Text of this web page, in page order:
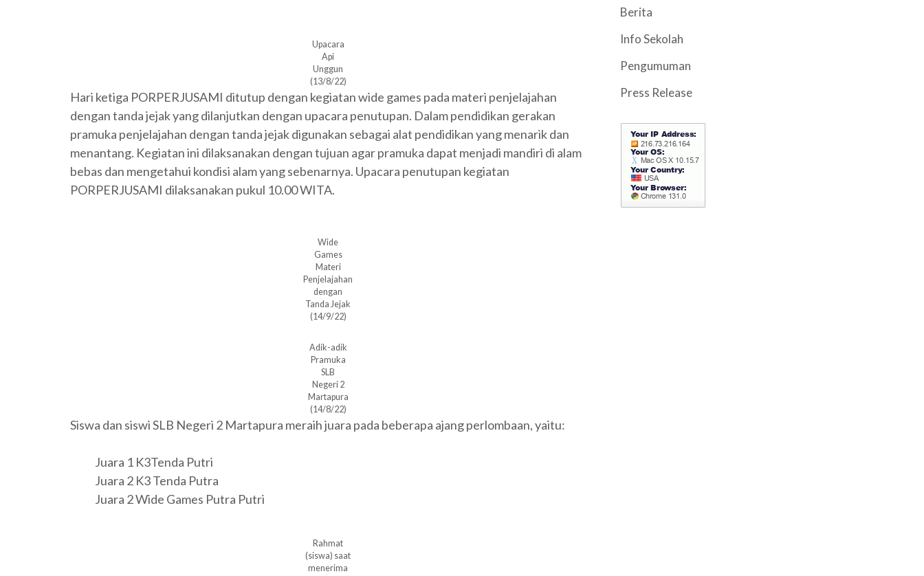
Upacara
Api
Unggun
(13/8/22)
Hari ketiga PORPERJUSAMI ditutup dengan kegiatan wide games pada materi penjelajahan
dengan tanda jejak yang dilanjutkan dengan upacara penutupan. Dalam pendidikan gerakan
pramuka penjelajahan dengan tanda jejak digunakan sebagai alat pendidikan yang menarik dan
menantang. Kegiatan ini dilaksanakan dengan tujuan agar pramuka dapat menjadi mandiri di alam
bebas dan mengetahui kondisi alam yang sebenarnya. Upacara penutupan kegiatan
PORPERJUSAMI dilaksanakan pukul 10.00 WITA.
Wide
Games
Materi
Penjelajahan
dengan
Tanda Jejak
(14/9/22)
Adik-adik
Pramuka
SLB
Negeri 2
Martapura
(14/8/22)
Siswa dan siswi SLB Negeri 2 Martapura meraih juara pada beberapa ajang perlombaan, yaitu:
Juara 1 K3Tenda Putri
Juara 2 K3 Tenda Putra
Juara 2 Wide Games Putra Putri
Rahmat
(siswa) saat
menerima
Berita
Info Sekolah
Pengumuman
Press Release